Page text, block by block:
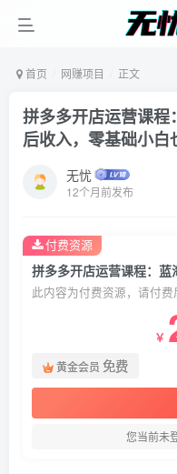
首页 网赚项目 正文
拼多多开店运营课
后收入，零基础小白
无忧
12个月前发布
此内容为付费资源，请付费
￥
黄金会员 免费
您当前未
付费资源